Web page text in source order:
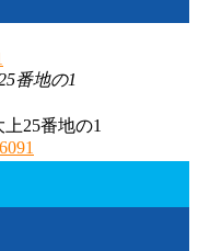
番地の1
唯一の中高一貫教育校
25番地の1